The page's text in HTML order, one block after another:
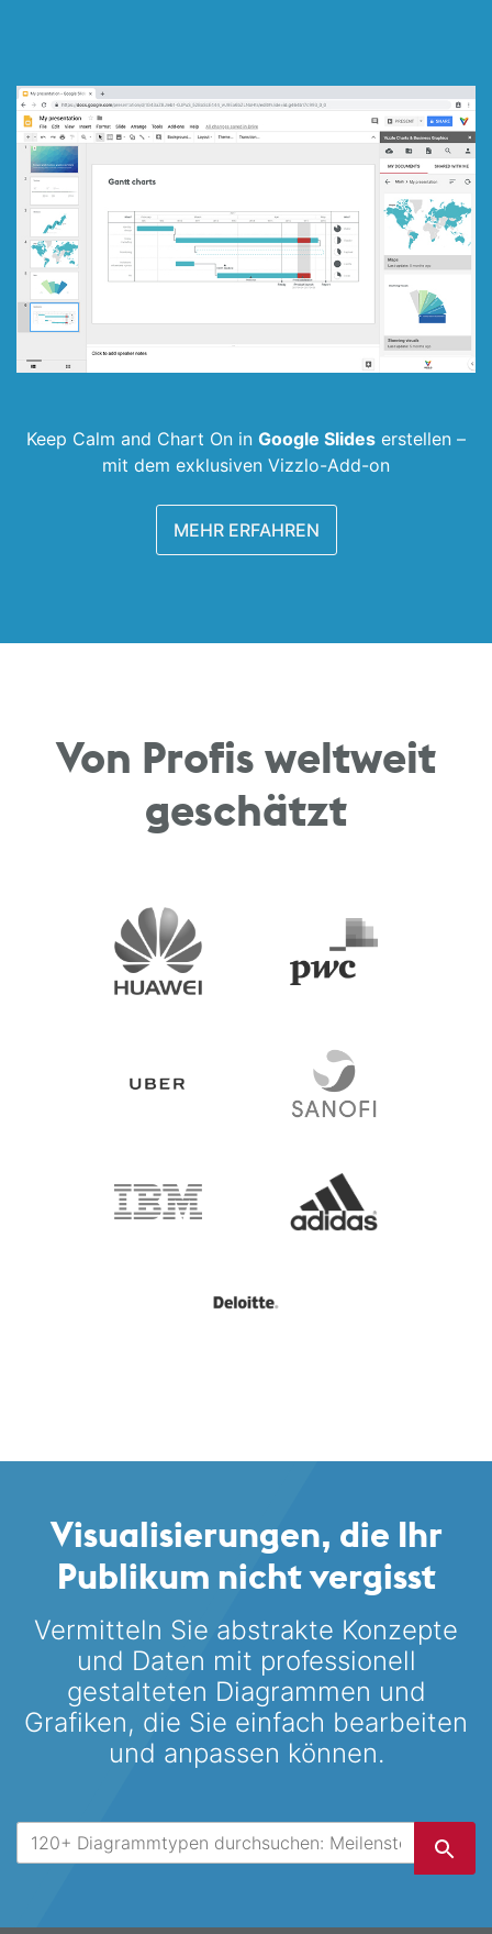
Keep Calm and Chart On in Google Slides erstellen –
mit dem exklusiven Vizzlo-Add-on
MEHR ERFAHREN
Von Profis weltweit
geschätzt
Visualisierungen, die Ihr
Publikum nicht vergisst
Vermitteln Sie abstrakte Konzepte
und Daten mit professionell
gestalteten Diagrammen und
Grafiken, die Sie einfach bearbeiten
und anpassen können.